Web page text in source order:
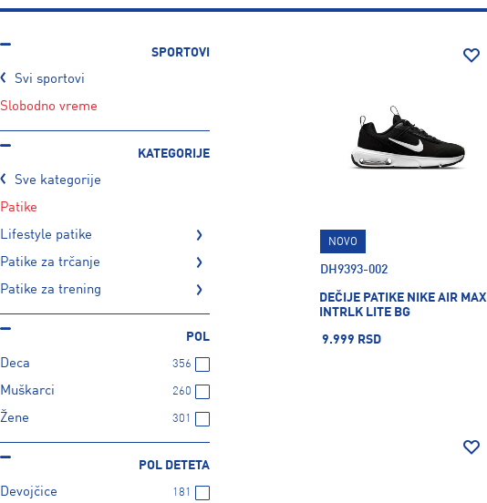
SPORTOVI
Svi sportovi
slobodno vreme
KATEGORIJE
Sve kategorije
patike
lifestyle patike
patike za trčanje
patike za trening
POL
Deca 356
Muškarci 260
Žene 301
POL DETETA
Devojčice 181
DH9393-002
DEČIJE PATIKE NIKE AIR MAX
INTRLK LITE BG
9.999 RSD
NOVO